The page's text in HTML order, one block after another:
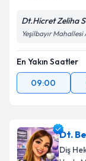
Dt.Hicret Zeliha
Yeşilbayır
En Yakın Saatler
09:00
Dt.
Diş